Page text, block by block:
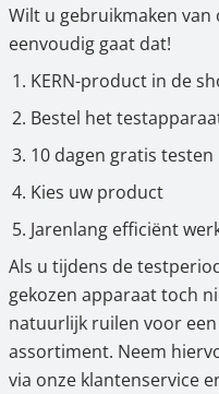
Wilt u gebruikmaken
eenvoudig gaat dat!
KERN-product in de
Bestel het
10 dagen gratis testen
Kies uw product
Jarenlang efficiënt
Als u tijdens de
gekozen apparaat toch
natuurlijk ruilen voor
assortiment. Neem
via onze klantenservice